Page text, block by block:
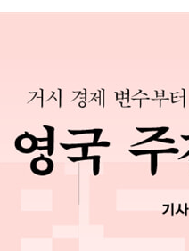
의 생각보다 7조 달러 더 커질
should pay less
소비자에 신경을 덜 써도 된다
escape ination worries 277
be in recession, according